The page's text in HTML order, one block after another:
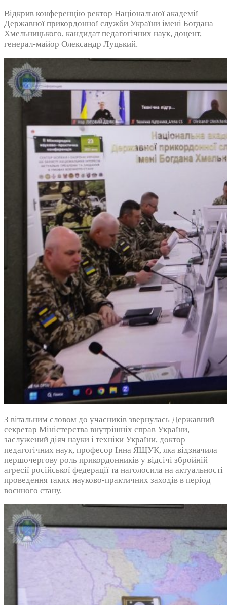
Відкрив конференцію ректор Національної академії
Державної прикордонної служби України імені Богдана
Хмельницького, кандидат педагогічних наук, доцент,
генерал-майор Олександр Луцький.
З вітальним словом до учасників звернулась Державний
секретар Міністерства внутрішніх справ України,
заслужений діяч науки і техніки України, доктор
педагогічних наук, професор Інна ЯЩУК, яка відзначила
першочергову роль прикордонників у відсічі збройній
агресії російської федерації та наголосила на актуальності
проведення таких науково-практичних заходів в період
воєнного стану.